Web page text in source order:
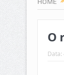
O
Data: